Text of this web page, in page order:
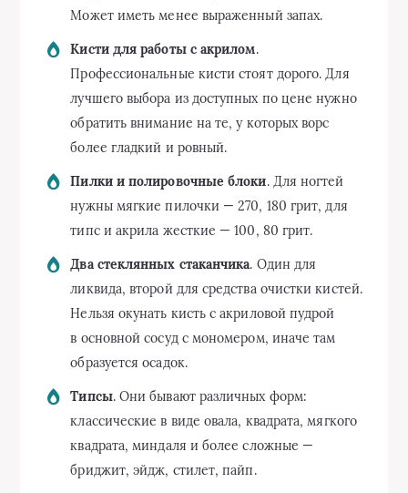
Может иметь менее выраженный запах.
Кисти для работы с акрилом.
Профессиональные кисти стоят дорого. Для
лучшего выбора из доступных по цене нужно
обратить внимание на те, у которых ворс
более гладкий и ровный.
Пилки и полировочные блоки. Для ногтей
нужны мягкие пилочки — 270, 180 грит, для
типс и акрила жесткие — 100, 80 грит.
Два стеклянных стаканчика. Один для
ликвида, второй для средства очистки кистей.
Нельзя окунать кисть с акриловой пудрой
в основной сосуд с мономером, иначе там
образуется осадок.
Типсы. Они бывают различных форм:
классические в виде овала, квадрата, мягкого
квадрата, миндаля и более сложные —
бриджит, эйдж, стилет, пайп.